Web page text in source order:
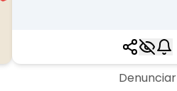
Denunciar